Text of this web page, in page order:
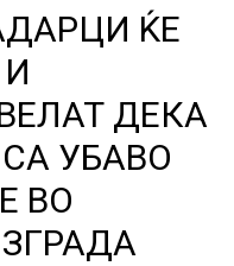
ЌЕ
ДЕКА
УБАВО
ВО